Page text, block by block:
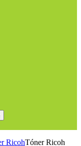
RicohTóner Ricoh